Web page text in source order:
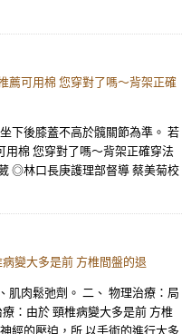
薦可用棉 您穿對了嗎～背架正確
下後膝蓋不高於髖關節為準。 若
棉 您穿對了嗎～背架正確穿法
◎林口長庚護理部督導 蔡美菊校
變大多是前 方椎間盤的退
肌肉鬆弛劑。 二、 物理治療：局
：由於 頸椎病變大多是前 方椎
經的壓迫，所 以手術的進行大多